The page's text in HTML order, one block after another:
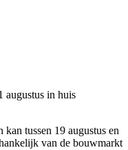
augustus in huis
tussen 19 augustus en
van de bouwmarkt